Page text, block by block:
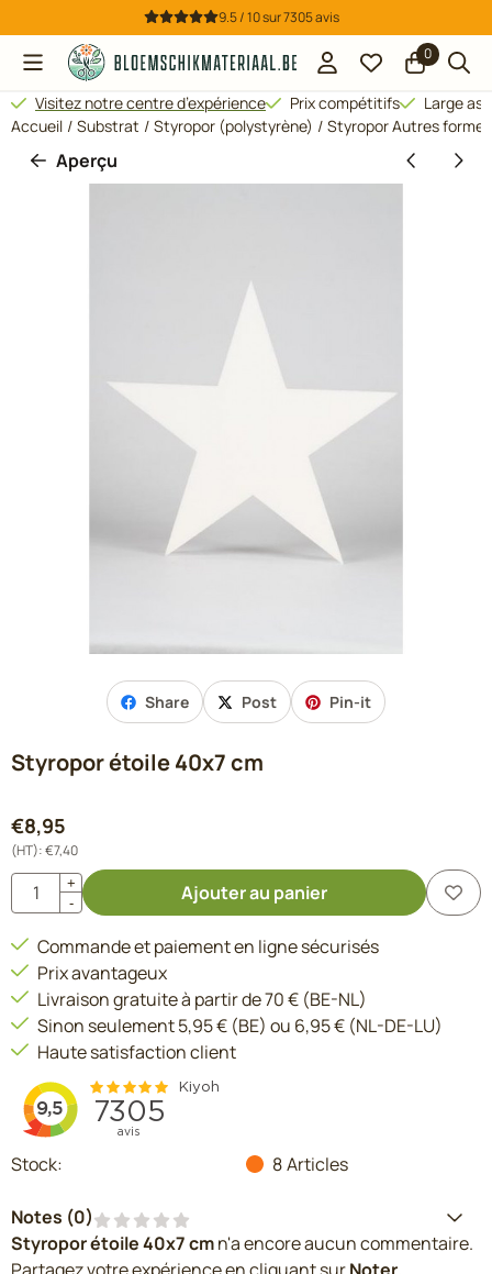
Préférences de cookies disponibles. Choisissez les
9.5 / 10sur7305avis
0
Visitez notre centre d’expérience Prix compétitifs
Large
Accueil / Substrat / Styropor (polystyrène) / Styropor Autres formes
Aperçu
Share Post Pin-it
Styropor étoile 40x7 cm
€8,95
(HT):€7,40
Quantité
+
-
Ajouter au panier
Commande et paiement en ligne sécurisés
Prix avantageux
Livraison gratuite à partir de 70 € (BE-NL)
Sinon seulement 5,95 € (BE) ou 6,95 € (NL-DE-LU)
Haute satisfaction client
Stock: 8Articles
Notes (0)
Styropor étoile 40x7 cmn'a encore aucun commentaire.